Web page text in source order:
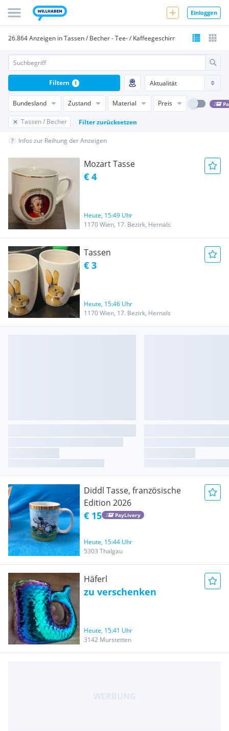
Einloggen
26.864 Anzeigen in Tassen / Becher - Tee- / Kaffeegeschirr
Bundesland Zustand Material Preis
Tassen / Becher Filter zurücksetzen
Filtern 1
Infos zur Reihung der Anzeigen
Mozart Tasse
€ 4
Heute, 15:49 Uhr
1170 Wien, 17. Bezirk, Hernals
Tassen
€ 3
Heute, 15:46 Uhr
1170 Wien, 17. Bezirk, Hernals
Diddl Tasse, französische
Edition 2026
€ 15 PayLivery
Heute, 15:44 Uhr
5303 Thalgau
Häferl
zu verschenken
Heute, 15:41 Uhr
3142 Murstetten